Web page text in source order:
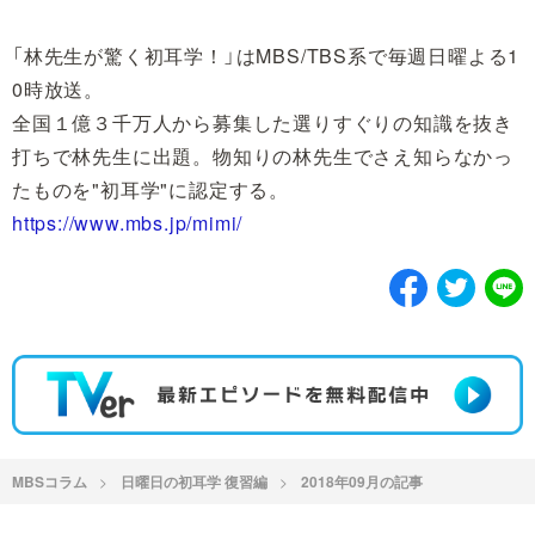
「林先生が驚く初耳学！」はMBS/TBS系で毎週日曜よる1
0時放送。
全国１億３千万人から募集した選りすぐりの知識を抜き
打ちで林先生に出題。物知りの林先生でさえ知らなかっ
たものを"初耳学"に認定する。
https://www.mbs.jp/mimi/
MBSコラム 日曜日の初耳学 復習編 2018年09月の記事